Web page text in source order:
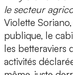
le secteur
Violette
publique, le
les betteraviers
activités